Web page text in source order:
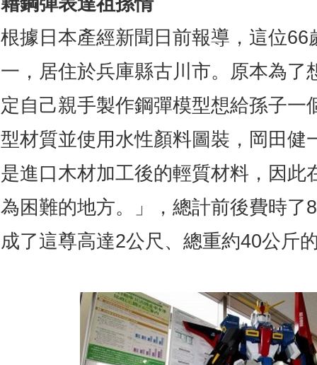
根據日本產經新聞日前報導，這位66
一，居住於兵庫縣古川市。原本為了
定自己親手製作鋼彈模型想給孫子一
型材質並使用水性顏料圖裝，岡田健
是進口木材加工後的輕質材料，因此
為困難的地方。」，總計前後費時了
成了這尊高達2公尺、總重約40公斤